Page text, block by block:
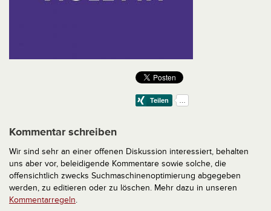
Kommentar schreiben
Wir sind sehr an einer offenen Diskussion interessiert, behalten
uns aber vor, beleidigende Kommentare sowie solche, die
offensichtlich zwecks Suchmaschinenoptimierung abgegeben
werden, zu editieren oder zu löschen. Mehr dazu in unseren
Kommentarregeln.